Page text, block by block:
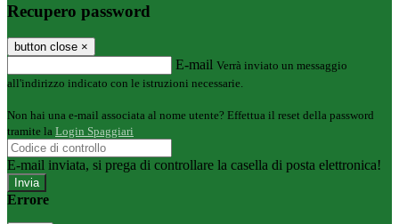
Recupero password
button close ×
E-mail Verrà inviato un messaggio
all'indirizzo indicato con le istruzioni necessarie.
Non hai una e-mail associata al nome utente? Effettua il reset della password
tramite la Login Spaggiari
E-mail inviata, si prega di controllare la casella di posta elettronica!
Errore